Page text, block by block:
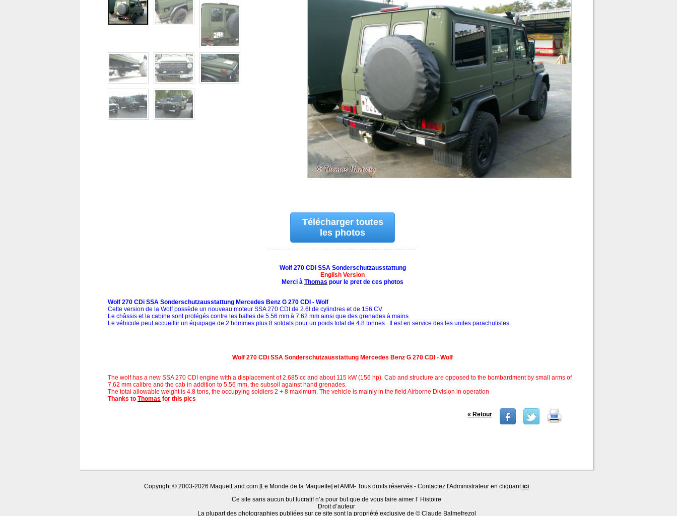
Télécharger toutes
les photos
Wolf 270 CDi SSA Sonderschutzausstattung
English Version
Merci à Thomas pour le pret de ces photos
Wolf 270 CDi SSA Sonderschutzausstattung Mercedes Benz G 270 CDI - Wolf
Cette version de la Wolf possède un nouveau moteur SSA 270 CDI de 2.6l de cylindres et de 156 CV
Le châssis et la cabine sont protégés contre les balles de 5.56 mm à 7.62 mm ainsi que des grenades à mains
Le véhicule peut accueillir un équipage de 2 hommes plus 8 soldats pour un poids total de 4.8 tonnes . Il est en service des les unites parachutistes
Wolf 270 CDi SSA Sonderschutzausstattung Mercedes Benz G 270 CDI - Wolf
The wolf has a new SSA 270 CDI engine with a displacement of 2,685 cc and about 115 kW (156 hp). Cab and structure are opposed to the bombardment by small arms of
7.62 mm calibre and the cab in addition to 5.56 mm, the subsoil against hand grenades.
The total allowable weight is 4.8 tons, the occupying soldiers 2 + 8 maximum. The vehicle is mainly in the field Airborne Division in operation
Thanks to Thomas for this pics
« Retour
Copyright © 2003-2026 MaquetLand.com [Le Monde de la Maquette] et AMM- Tous droits réservés - Contactez l'Administrateur en cliquantici
Ce site sans aucun but lucratif n’a pour but que de vous faire aimer l’ Histoire
Droit d’auteur
La plupart des photographies publiées sur ce site sont la propriété exclusive de © Claude Balmefrezol